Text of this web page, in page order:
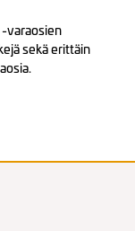
varaosien
sekä erittäin